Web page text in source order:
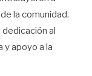
la comunidad.
al
y apoyo a la